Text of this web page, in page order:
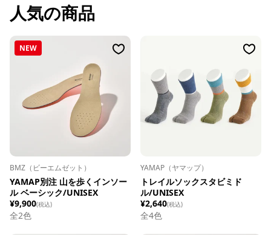
人気の商品
NEW
BMZ（ビーエムゼット）
YAMAP別注 山を歩くインソー
ル ベーシック/UNISEX
¥9,900(税込)
全2色
YAMAP（ヤマップ）
トレイルソックスタビミド
ル/UNISEX
¥2,640(税込)
全4色